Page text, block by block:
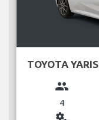
TOYOTA YARIS
group
4